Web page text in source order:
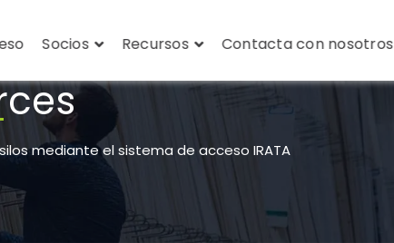
Socios Recursos Contacta con nosotros
mediante el sistema de acceso IRATA